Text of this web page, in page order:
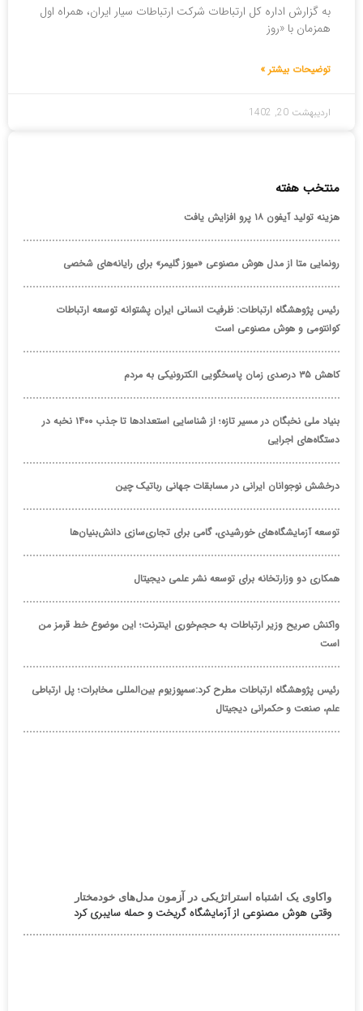
به گزارش اداره کل ارتباطات شرکت ارتباطات سیار ایران، همراه اول
همزمان با «روز
توضیحات بیشتر »
اردیبهشت 20, 1402
منتخب هفته
هزینه تولید آیفون ۱۸ پرو افزایش یافت
رونمایی متا از مدل هوش مصنوعی «میوز گلیمر» برای رایانه‌های شخصی
رئیس پژوهشگاه ارتباطات: ظرفیت انسانی ایران پشتوانه توسعه ارتباطات
کوانتومی و هوش مصنوعی است
کاهش ۳۵ درصدی زمان پاسخگویی الکترونیکی به مردم
بنیاد ملی نخبگان در مسیر تازه؛ از شناسایی استعدادها تا جذب ۱۴۰۰ نخبه در
دستگاه‌های اجرایی
درخشش نوجوانان ایرانی در مسابقات جهانی رباتیک چین
توسعه آزمایشگاه‌های خورشیدی، گامی برای تجاری‌سازی دانش‌بنیان‌ها
همکاری دو وزارتخانه برای توسعه نشر علمی دیجیتال
واکنش صریح وزیر ارتباطات به حجم‌خوری اینترنت؛ این موضوع خط قرمز من
است
رئیس پژوهشگاه ارتباطات مطرح کرد:سمپوزیوم بین‌المللی مخابرات؛ پل ارتباطی
علم، صنعت و حکمرانی دیجیتال
واکاوی یک اشتباه استراتژیکی در آزمون مدل‌های خودمختار
وقتی هوش مصنوعی از آزمایشگاه گریخت و حمله سایبری کرد